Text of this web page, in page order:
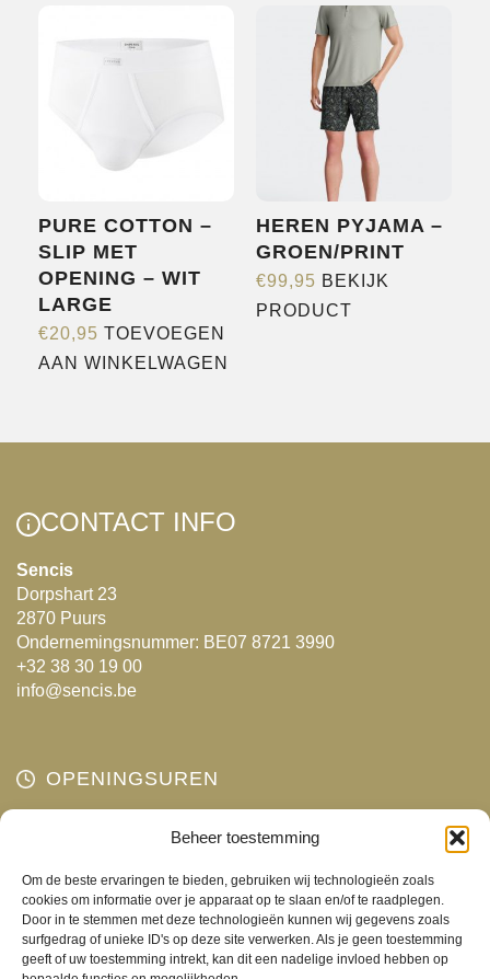
Beheer toestemming
Om de beste ervaringen te bieden, gebruiken wij technologieën zoals
cookies om informatie over je apparaat op te slaan en/of te raadplegen.
Door in te stemmen met deze technologieën kunnen wij gegevens zoals
surfgedrag of unieke ID's op deze site verwerken. Als je geen toestemming
geeft of uw toestemming intrekt, kan dit een nadelige invloed hebben op
PURE COTTON –
SLIP MET
OPENING – WIT
LARGE
€20,95 TOEVOEGEN
AAN WINKELWAGEN
HEREN PYJAMA –
GROEN/PRINT
€99,95 BEKIJK
PRODUCT
CONTACT INFO
Sencis
Dorpshart 23
2870 Puurs
Ondernemingsnummer: BE07 8721 3990
+32 38 30 19 00
info@sencis.be
OPENINGSUREN
Gesloten
Woensdag
10:00 - 18:00
Donderdag
10:00 - 18:00
Vrijdag
10:00 - 18:00